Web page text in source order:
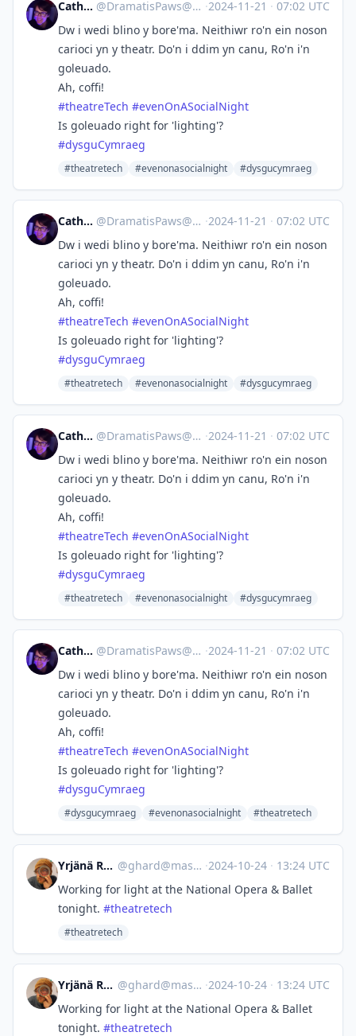
Catherine @DramatisPaws@toot.wales ·2024-11-21 · 07:02 UTC
Dw i wedi blino y bore'ma. Neithiwr ro'n ein noson
carioci yn y theatr. Do'n i ddim yn canu, Ro'n i'n
goleuado.
Ah, coffi!
#theatreTech #evenOnASocialNight
Is goleuado right for 'lighting'?
#dysguCymraeg
#theatretech #evenonasocialnight #dysgucymraeg
Catherine @DramatisPaws@toot.wales ·2024-11-21 · 07:02 UTC
Dw i wedi blino y bore'ma. Neithiwr ro'n ein noson
carioci yn y theatr. Do'n i ddim yn canu, Ro'n i'n
goleuado.
Ah, coffi!
#theatreTech #evenOnASocialNight
Is goleuado right for 'lighting'?
#dysguCymraeg
#theatretech #evenonasocialnight #dysgucymraeg
Catherine @DramatisPaws@toot.wales ·2024-11-21 · 07:02 UTC
Dw i wedi blino y bore'ma. Neithiwr ro'n ein noson
carioci yn y theatr. Do'n i ddim yn canu, Ro'n i'n
goleuado.
Ah, coffi!
#theatreTech #evenOnASocialNight
Is goleuado right for 'lighting'?
#dysguCymraeg
#theatretech #evenonasocialnight #dysgucymraeg
Catherine @DramatisPaws@toot.wales ·2024-11-21 · 07:02 UTC
Dw i wedi blino y bore'ma. Neithiwr ro'n ein noson
carioci yn y theatr. Do'n i ddim yn canu, Ro'n i'n
goleuado.
Ah, coffi!
#theatreTech #evenOnASocialNight
Is goleuado right for 'lighting'?
#dysguCymraeg
#dysgucymraeg #evenonasocialnight #theatretech
Yrjänä Rankka 🌻 @ghard@mastodon.social ·2024-10-24 · 13:24 UTC
Working for light at the National Opera & Ballet
tonight. #theatretech
#theatretech
Yrjänä Rankka 🌻 @ghard@mastodon.social ·2024-10-24 · 13:24 UTC
Working for light at the National Opera & Ballet
tonight. #theatretech